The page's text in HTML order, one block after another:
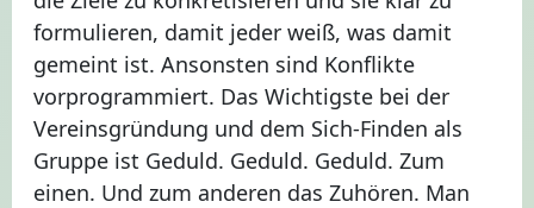
formulieren, damit jeder weiß, was damit
gemeint ist. Ansonsten sind Konflikte
vorprogrammiert. Das Wichtigste bei der
Vereinsgründung und dem Sich-Finden als
Gruppe ist Geduld. Geduld. Geduld. Zum
einen. Und zum anderen das Zuhören. Man